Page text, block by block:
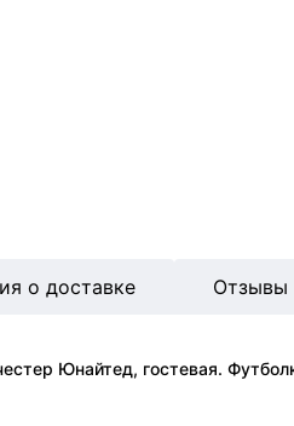
Юнайтед, гостевая.
о доставке Отзывы